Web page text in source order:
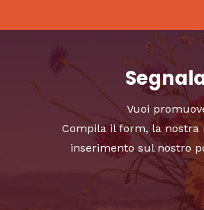
Vuoi
Compila il form, la nostra
inserimento sul nostro